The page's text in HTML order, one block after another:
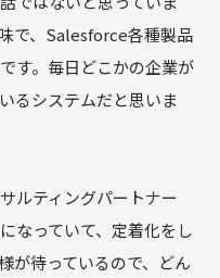
で、Salesforce各種製品
す。毎日どこかの企業が
るシステムだと思いま
ルティングパートナー
なっていて、定着化をし
が待っているので、どん